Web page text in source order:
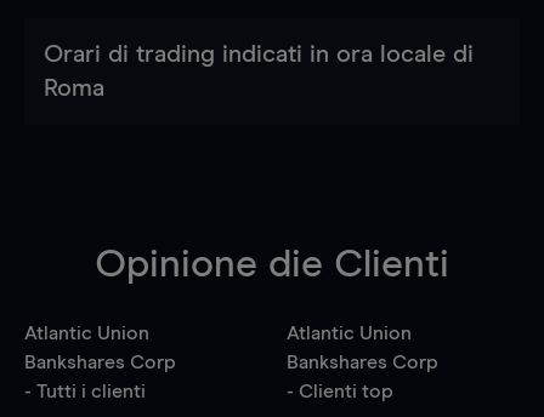
Orari di trading indicati in ora locale di
Roma
Opinione die Clienti
Atlantic Union
Bankshares Corp
- Tutti i clienti
Atlantic Union
Bankshares Corp
- Clienti top